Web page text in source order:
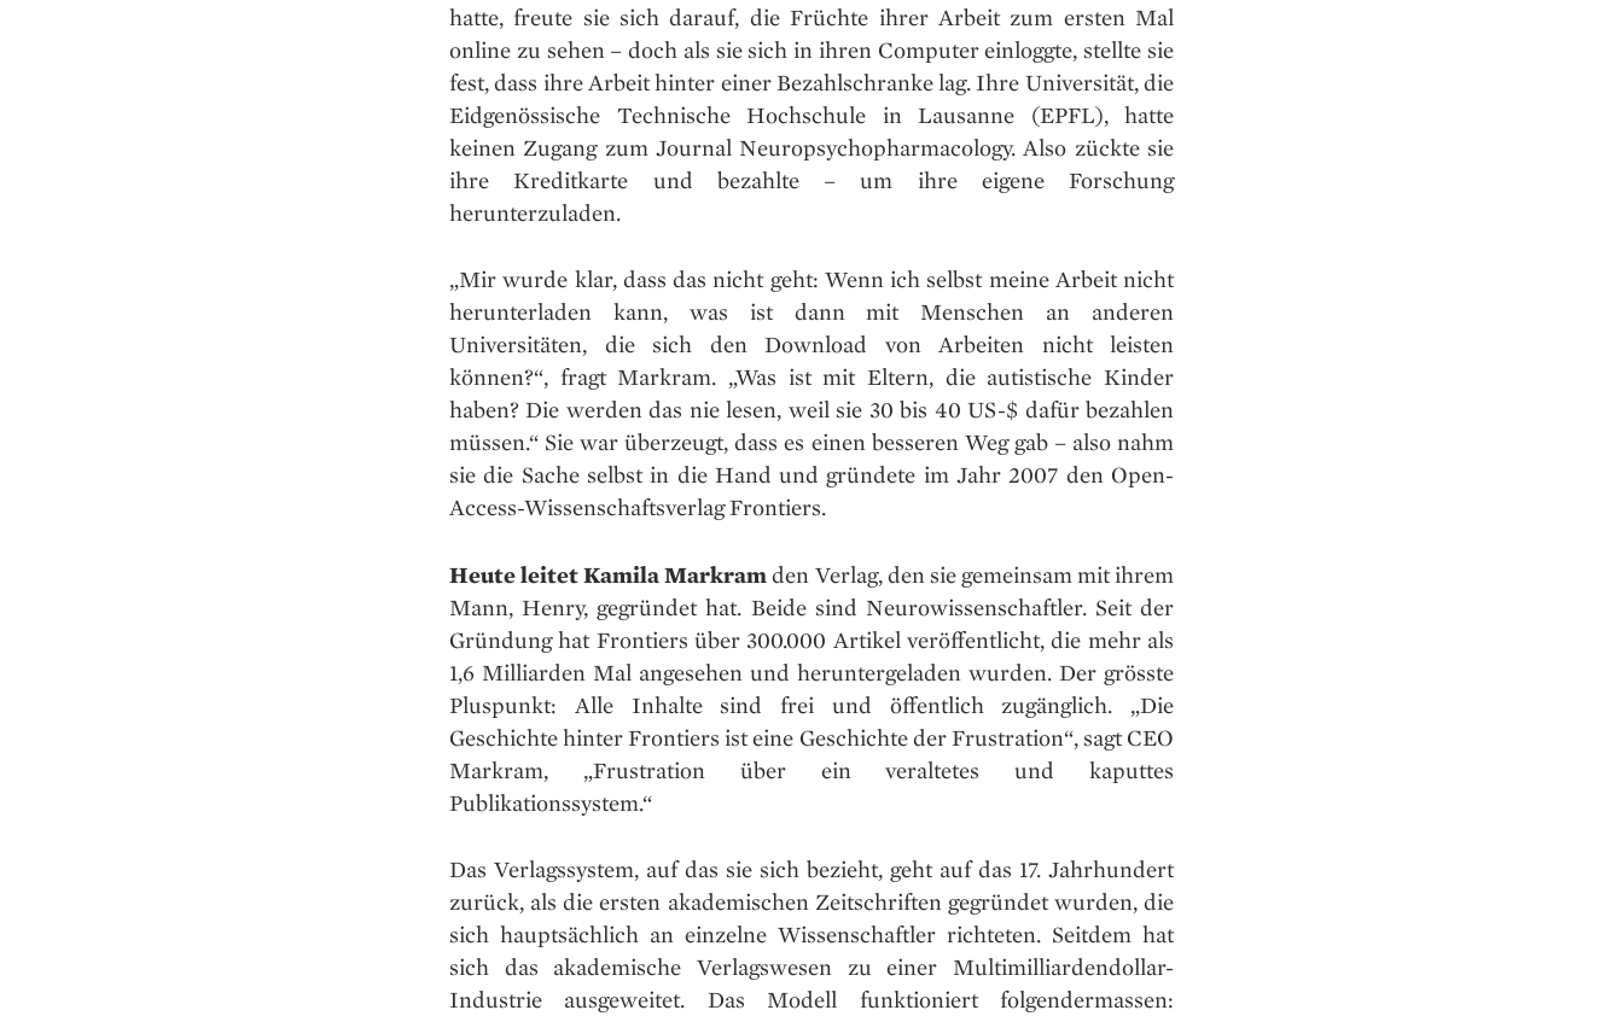
hatte, freute sie sich darauf, die Früchte ihrer Arbeit zum ersten Mal
online zu sehen – doch als sie sich in ihren Computer einloggte, stellte sie
fest, dass ihre Arbeit hinter einer Bezahlschranke lag. Ihre Universität, die
Eidgenössische Technische Hochschule in Lausanne (EPFL), hatte
keinen Zugang zum Journal Neuropsychopharmacology. Also zückte sie
ihre Kreditkarte und bezahlte – um ihre eigene Forschung
herunterzuladen.
„Mir wurde klar, dass das nicht geht: Wenn ich selbst meine Arbeit nicht
herunterladen kann, was ist dann mit Menschen an anderen
Universitäten, die sich den Download von Arbeiten nicht leisten
können?“, fragt Markram. „Was ist mit Eltern, die autistische Kinder
haben? Die werden das nie lesen, weil sie 30 bis 40 US-$ dafür bezahlen
müssen.“ Sie war überzeugt, dass es einen besseren Weg gab – also nahm
sie die Sache selbst in die Hand und gründete im Jahr 2007 den Open-
Access-Wissenschaftsverlag Frontiers.
Heute leitet Kamila Markram den Verlag, den sie gemeinsam mit ihrem
Mann, Henry, gegründet hat. Beide sind Neurowissenschaftler. Seit der
Gründung hat Frontiers über 300.000 Artikel veröffentlicht, die mehr als
1,6 Milliarden Mal angesehen und heruntergeladen wurden. Der grösste
Pluspunkt: Alle Inhalte sind frei und öffentlich zugänglich. „Die
Geschichte hinter Frontiers ist eine Geschichte der Frustration“, sagt CEO
Markram, „Frustration über ein veraltetes und kaputtes
Publikationssystem.“
Das Verlagssystem, auf das sie sich bezieht, geht auf das 17. Jahrhundert
zurück, als die ersten akademischen Zeitschriften gegründet wurden, die
sich hauptsächlich an einzelne Wissenschaftler richteten. Seitdem hat
sich das akademische Verlagswesen zu einer Multimilliardendollar-
Industrie ausgeweitet. Das Modell funktioniert folgendermassen: